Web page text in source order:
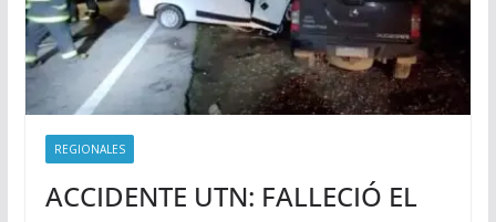
REGIONALES
ACCIDENTE UTN: FALLECIÓ EL